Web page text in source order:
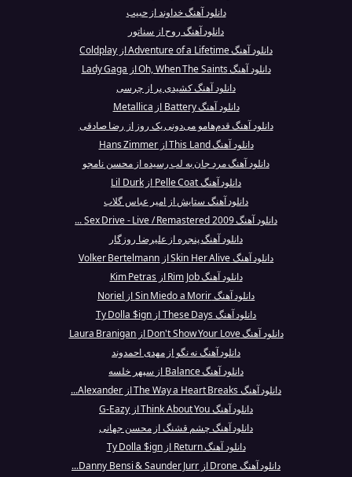
دانلود آهنگ خداوند از حبیب
دانلود آهنگ روح از سناتور
دانلود آهنگ Adventure of a Lifetime از Coldplay
دانلود آهنگ Oh, When The Saints از Lady Gaga
دانلود آهنگ کشیدی پر از چرسی
دانلود آهنگ Battery از Metallica
دانلود آهنگ قدم‌هامو می‌دونی یک روز از رضا صادقی
دانلود آهنگ This Land از Hans Zimmer
دانلود آهنگ مرد جان به لب رسیده از محسن نامجو
دانلود آهنگ Pelle Coat از Lil Durk
دانلود آهنگ ستایش از امیر عباس گلاب
دانلود آهنگ Sex Drive - Live / Remastered 2009 ...
دانلود آهنگ پنجره از علیرضا روزگار
دانلود آهنگ Skin Her Alive از Volker Bertelmann
دانلود آهنگ Rim Job از Kim Petras
دانلود آهنگ Sin Miedo a Morir از Noriel
دانلود آهنگ These Days از Ty Dolla $ign
دانلود آهنگ Don't Show Your Love از Laura Branigan
دانلود آهنگ نه نگو از مهدی احمدوند
دانلود آهنگ Balance از سپهر خلسه
دانلود آهنگ The Way a Heart Breaks از Alexander...
دانلود آهنگ Think About You از G-Eazy
دانلود آهنگ چشم قشنگ از محسن جهانی
دانلود آهنگ Return از Ty Dolla $ign
دانلود آهنگ Drone از Danny Bensi & Saunder Jurr...